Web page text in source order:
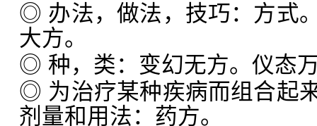
◎ 办法，做法，技巧：方式
大方。
◎ 种，类：变幻无方。仪态
◎ 为治疗某种疾病而组合起
剂量和用法：药方。